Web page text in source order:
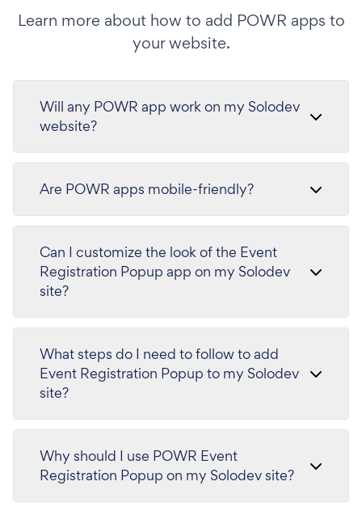
Learn more about how to add POWR apps to
your website.
Will any POWR app work on my Solodev
website?
Are POWR apps mobile-friendly?
Can I customize the look of the Event
Registration Popup app on my Solodev
site?
What steps do I need to follow to add
Event Registration Popup to my Solodev
site?
Why should I use POWR Event
Registration Popup on my Solodev site?